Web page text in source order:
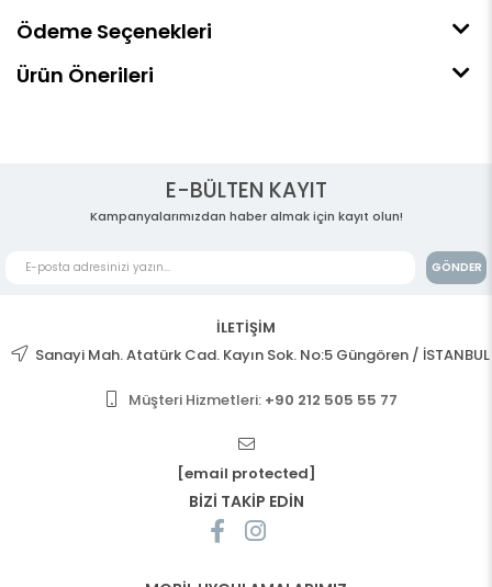
Ödeme Seçenekleri
Ürün Önerileri
E-BÜLTEN KAYIT
Kampanyalarımızdan haber almak için kayıt olun!
GÖNDER
İLETİŞİM
Sanayi Mah. Atatürk Cad. Kayın Sok. No:5 Güngören / İSTANBUL
Müşteri Hizmetleri: +90 212 505 55 77
[email protected]
BİZİ TAKİP EDİN